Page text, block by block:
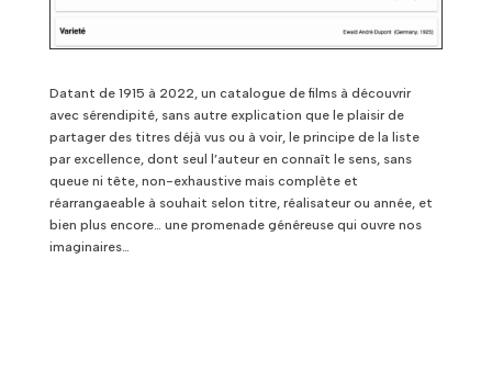
Datant de 1915 à 2022, un catalogue de films à découvrir
avec sérendipité, sans autre explication que le plaisir de
partager des titres déjà vus ou à voir, le principe de la liste
par excellence, dont seul l’auteur en connaît le sens, sans
queue ni tête, non-exhaustive mais complète et
réarrangaeable à souhait selon titre, réalisateur ou année, et
bien plus encore… une promenade généreuse qui ouvre nos
imaginaires…